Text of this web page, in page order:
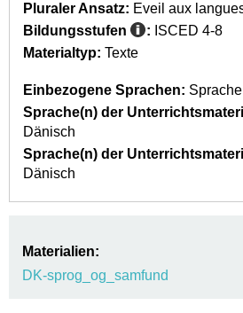
Pluraler Ansatz: Eveil aux
Bildungsstufen
: ISCED 4-8
Materialtyp: Texte
Einbezogene Sprachen:
Sprache(n) der
Dänisch
Sprache(n) der
Dänisch
Materialien:
DK-sprog_og_samfund